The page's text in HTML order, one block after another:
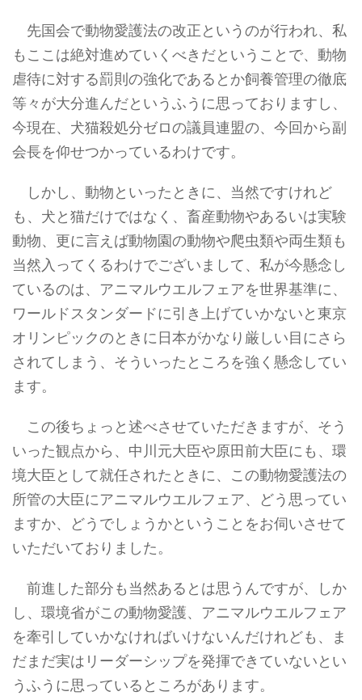
先国会で動物愛護法の改正というのが行われ、私
もここは絶対進めていくべきだということで、動物
虐待に対する罰則の強化であるとか飼養管理の徹底
等々が大分進んだというふうに思っておりますし、
今現在、犬猫殺処分ゼロの議員連盟の、今回から副
会長を仰せつかっているわけです。
しかし、動物といったときに、当然ですけれど
も、犬と猫だけではなく、畜産動物やあるいは実験
動物、更に言えば動物園の動物や爬虫類や両生類も
当然入ってくるわけでございまして、私が今懸念し
ているのは、アニマルウエルフェアを世界基準に、
ワールドスタンダードに引き上げていかないと東京
オリンピックのときに日本がかなり厳しい目にさら
されてしまう、そういったところを強く懸念してい
ます。
この後ちょっと述べさせていただきますが、そう
いった観点から、中川元大臣や原田前大臣にも、環
境大臣として就任されたときに、この動物愛護法の
所管の大臣にアニマルウエルフェア、どう思ってい
ますか、どうでしょうかということをお伺いさせて
いただいておりました。
前進した部分も当然あるとは思うんですが、しか
し、環境省がこの動物愛護、アニマルウエルフェア
を牽引していかなければいけないんだけれども、ま
だまだ実はリーダーシップを発揮できていないとい
うふうに思っているところがあります。